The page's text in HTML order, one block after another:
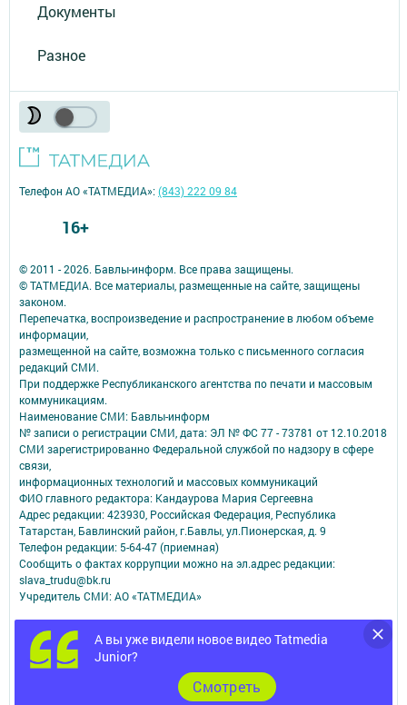
Документы
Разное
А вы уже видели новое видео Tatmedia
Junior?
Cмотреть
© 2011 - 2026. Бавлы-информ. Все права защищены.
© ТАТМЕДИА. Все материалы, размещенные на сайте, защищены
законом.
Перепечатка, воспроизведение и распространение в любом объеме
информации,
размещенной на сайте, возможна только с письменного согласия
редакций СМИ.
При поддержке Республиканского агентства по печати и массовым
коммуникациям.
Наименование СМИ: Бавлы-информ
№ записи о регистрации СМИ, дата: ЭЛ № ФС 77 - 73781 от 12.10.2018
СМИ зарегистрированно Федеральной службой по надзору в сфере
связи,
информационных технологий и массовых коммуникаций
ФИО главного редактора: Кандаурова Мария Сергеевна
Адрес редакции: 423930, Российская Федерация, Республика
Татарстан, Бавлинский район, г.Бавлы, ул.Пионерская, д. 9
Телефон редакции: 5-64-47 (приемная)
Сообщить о фактах коррупции можно на эл.адрес редакции:
slava_trudu@bk.ru
Учредитель СМИ: АО «ТАТМЕДИА»
Антикоррупционная политика
АО «ТАТМЕДИА» использует «cookie»для персонализации сервисов и
удобства пользователей сайтом.
Использование «cookie» можно отменить в настройках браузера.
Политика конфиденциальности
Телефон АО «ТАТМЕДИА»:(843) 222 09 84
16+